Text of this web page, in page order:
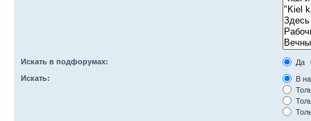
Искать в подфорумах:
Да
Искать:
В